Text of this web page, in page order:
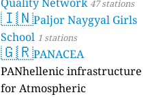
47 stations
🇮🇳Paljor Naygyal Girls
School 1 stations
🇬🇷PANACEA
PANhellenic infrastructure
for Atmospheric